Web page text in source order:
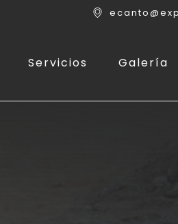
Servicios Galería